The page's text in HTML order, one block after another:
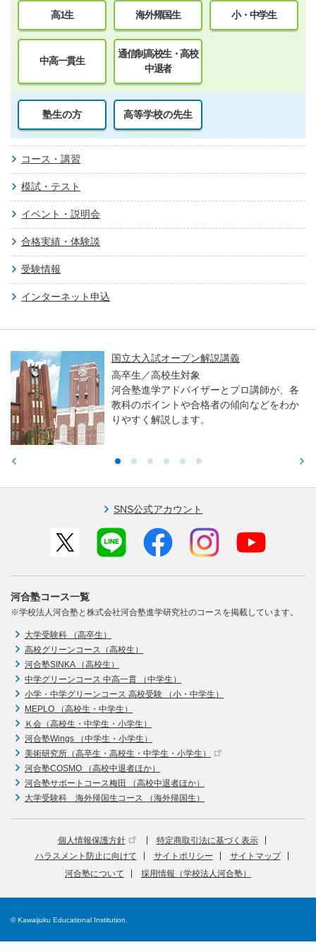
高1生 海外帰国生 小・中学生
中高一貫生
通信制高校生・高校
中退者
塾生の方 高等学校の先生
コース・講習
模試・テスト
イベント・説明会
合格実績・体験談
受験情報
インターネット申込
国立大入試オープン解説講義
高卒生／高校生対象
河合塾進学アドバイザーとプロ講師が、各
教科のポイントや合格者の傾向などをわか
りやすく解説します。
SNS公式アカウント
河合塾コース一覧
※学校法人河合塾と株式会社河合塾進学研究社のコースを掲載しています。
大学受験科 （高卒生）
高校グリーンコース（高校生）
河合塾SINKA （高校生）
中学グリーンコース 中高一貫 （中学生）
小学・中学グリーンコース 高校受験 （小・中学生）
MEPLO （高校生・中学生）
Ｋ会（高校生・中学生・小学生）
河合塾Wings （中学生・小学生）
美術研究所（高卒生・高校生・中学生・小学生）
河合塾COSMO （高校中退者ほか）
河合塾サポートコース梅田 （高校中退者ほか）
大学受験科 海外帰国生コース （海外帰国生）
個人情報保護方針
特定商取引法に基づく表示
ハラスメント防止に向けて
サイトポリシー
サイトマップ
河合塾について
採用情報（学校法人河合塾）
© Kawaijuku Educational Institution.